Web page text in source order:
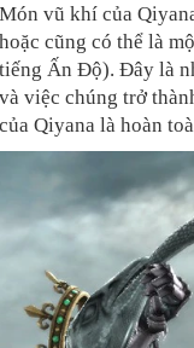
Món vũ khí của
hoặc cũng có thể là
tiếng Ấn Độ). Đây là
và việc chúng trở
của Qiyana là hoàn